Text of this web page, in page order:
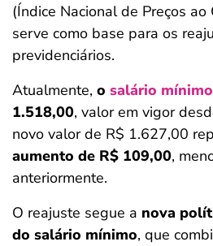
(Índice Nacional de Preços ao
serve como base para os
previdenciários.
Atualmente, o salário mínimo
1.518,00, valor em vigor
novo valor de R$ 1.627,00
aumento de R$ 109,00,
anteriormente.
O reajuste segue a nova
do salário mínimo, que